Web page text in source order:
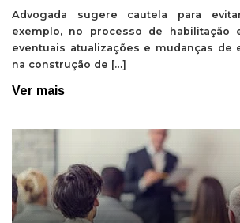
Advogada sugere cautela para
exemplo, no processo de habilitação
eventuais atualizações e mudanças de
na construção de […]
Ver mais